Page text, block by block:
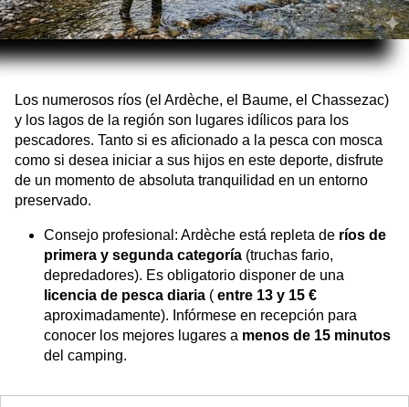
Los numerosos ríos (el Ardèche, el Baume, el Chassezac)
y los lagos de la región son lugares idílicos para los
pescadores. Tanto si es aficionado a la pesca con mosca
como si desea iniciar a sus hijos en este deporte, disfrute
de un momento de absoluta tranquilidad en un entorno
preservado.
Consejo profesional: Ardèche está repleta de ríos de
primera y segunda categoría (truchas fario,
depredadores). Es obligatorio disponer de una
licencia de pesca diaria ( entre 13 y 15 €
aproximadamente). Infórmese en recepción para
conocer los mejores lugares a menos de 15 minutos
del camping.